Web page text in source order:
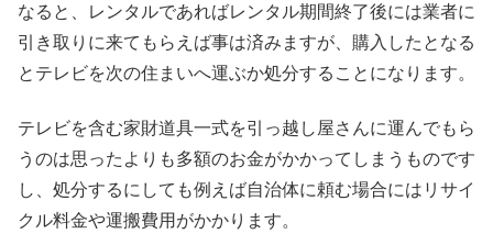
なると、レンタルであればレンタル期間終了後には業者に
引き取りに来てもらえば事は済みますが、購入したとなる
とテレビを次の住まいへ運ぶか処分することになります。
テレビを含む家財道具一式を引っ越し屋さんに運んでもら
うのは思ったよりも多額のお金がかかってしまうものです
し、処分するにしても例えば自治体に頼む場合にはリサイ
クル料金や運搬費用がかかります。